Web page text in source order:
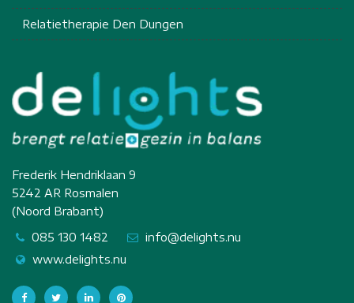
Relatietherapie Den Dungen
Frederik Hendriklaan 9
5242 AR Rosmalen
(Noord Brabant)
085 130 1482
info@delights.nu
www.delights.nu